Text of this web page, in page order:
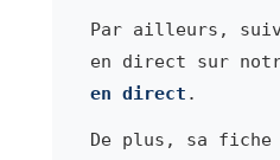
Par ailleurs,
en direct sur
en direct .
De plus, sa fiche